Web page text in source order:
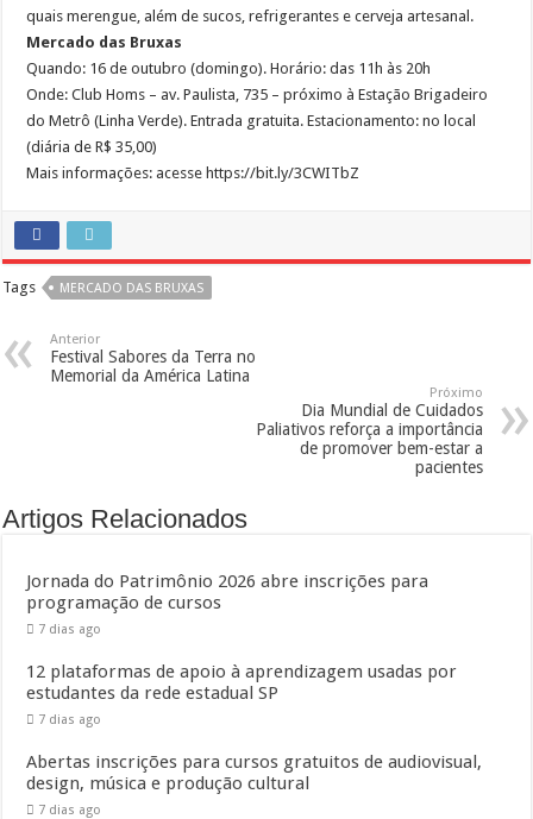
quais merengue, além de sucos, refrigerantes e cerveja artesanal.
Mercado das Bruxas
Quando: 16 de outubro (domingo). Horário: das 11h às 20h
Onde: Club Homs – av. Paulista, 735 – próximo à Estação Brigadeiro
do Metrô (Linha Verde). Entrada gratuita. Estacionamento: no local
(diária de R$ 35,00)
Mais informações: acesse https://bit.ly/3CWITbZ
Tags MERCADO DAS BRUXAS
Anterior
Festival Sabores da Terra no
Memorial da América Latina
Próximo
Dia Mundial de Cuidados
Paliativos reforça a importância
de promover bem-estar a
pacientes
Artigos Relacionados
Jornada do Patrimônio 2026 abre inscrições para
programação de cursos
7 dias ago
12 plataformas de apoio à aprendizagem usadas por
estudantes da rede estadual SP
7 dias ago
Abertas inscrições para cursos gratuitos de audiovisual,
design, música e produção cultural
7 dias ago